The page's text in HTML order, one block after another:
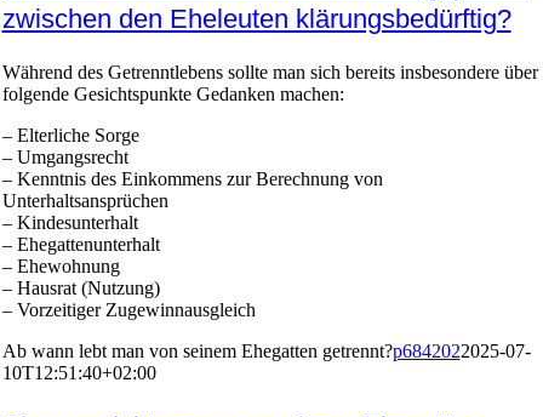
zwischen den Eheleuten klärungsbedürftig?
Während des Getrenntlebens sollte man sich bereits insbesondere über
folgende Gesichtspunkte Gedanken machen:
– Elterliche Sorge
– Umgangsrecht
– Kenntnis des Einkommens zur Berechnung von
Unterhaltsansprüchen
– Kindesunterhalt
– Ehegattenunterhalt
– Ehewohnung
– Hausrat (Nutzung)
– Vorzeitiger Zugewinnausgleich
Ab wann lebt man von seinem Ehegatten getrennt?p6842022025-07-
10T12:51:40+02:00